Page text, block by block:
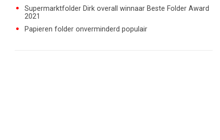
Supermarktfolder Dirk overall winnaar Beste Folder Award
2021
Papieren folder onverminderd populair